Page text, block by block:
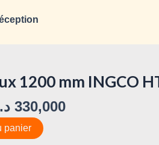
1200 mm INGCO
330,000
panier